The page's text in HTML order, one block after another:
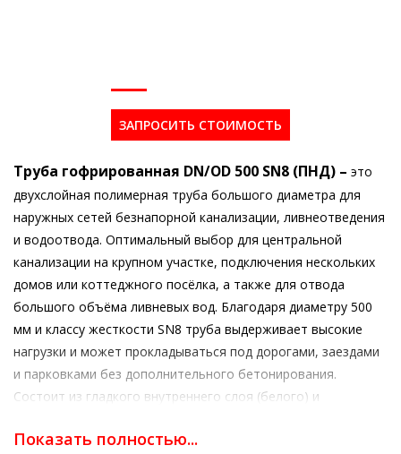
ЗАПРОСИТЬ СТОИМОСТЬ
Труба гофрированная DN/OD 500 SN8 (ПНД) – это
двухслойная полимерная труба большого диаметра для
наружных сетей безнапорной канализации, ливнеотведения
и водоотвода. Оптимальный выбор для центральной
канализации на крупном участке, подключения нескольких
домов или коттеджного посёлка, а также для отвода
большого объёма ливневых вод. Благодаря диаметру 500
мм и классу жесткости SN8 труба выдерживает высокие
нагрузки и может прокладываться под дорогами, заездами
и парковками без дополнительного бетонирования.
Состоит из гладкого внутреннего слоя (белого) и
с уплотнительным кольцом для герметичного соединения.
Показать полностью...